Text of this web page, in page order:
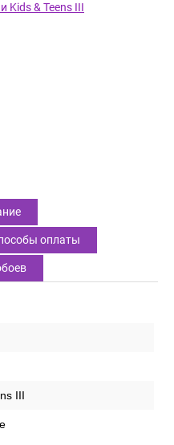
Kids & Teens III
оплаты
III